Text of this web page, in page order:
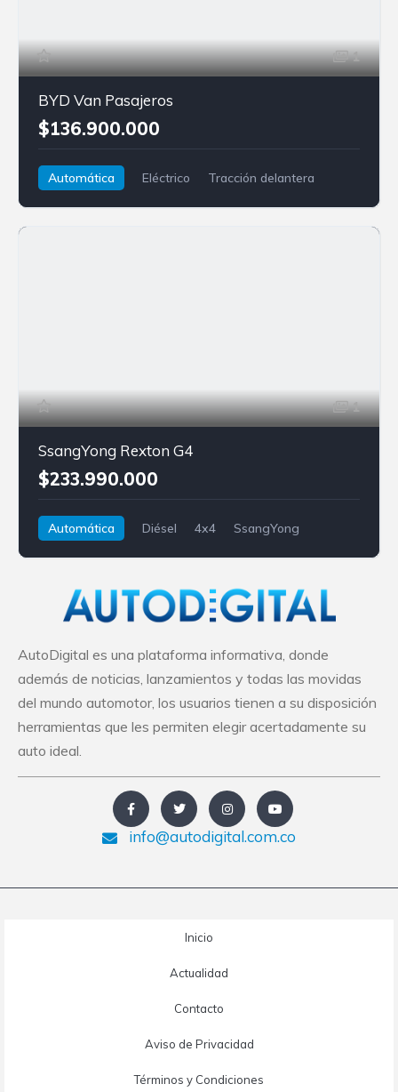
1
BYD Van Pasajeros
$136.900.000
Automática Eléctrico
Tracción delantera
1
SsangYong Rexton G4
$233.990.000
Automática Diésel 4x4
SsangYong
AutoDigital es una plataforma informativa, donde
además de noticias, lanzamientos y todas las movidas
del mundo automotor, los usuarios tienen a su disposición
herramientas que les permiten elegir acertadamente su
auto ideal.
info@autodigital.com.co
Inicio
Actualidad
Contacto
Aviso de Privacidad
Términos y Condiciones